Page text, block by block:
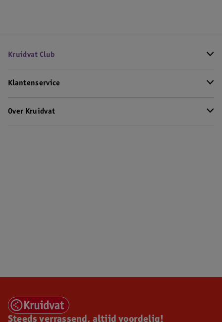
Kruidvat Club
Klantenservice
Over Kruidvat
Steeds verrassend, altijd voordelig!